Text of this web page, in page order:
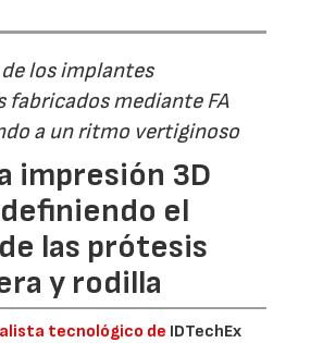
los implantes
fabricados mediante FA
a un ritmo vertiginoso
impresión 3D
el
las prótesis
y rodilla
tecnológico de IDTechEx